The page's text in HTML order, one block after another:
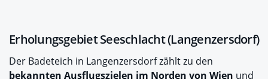
Erholungsgebiet Seeschlacht (Langenzersdorf)
Der Badeteich in Langenzersdorf zählt zu den
bekannten Ausflugszielen im Norden von Wien und